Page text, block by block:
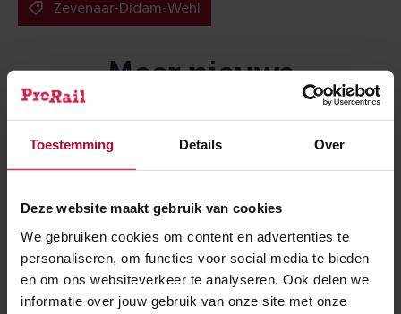
Toestemming Details Over
Deze website maakt gebruik van cookies
We gebruiken cookies om content en advertenties te
personaliseren, om functies voor social media te bieden
en om ons websiteverkeer te analyseren. Ook delen we
informatie over jouw gebruik van onze site met onze
Zevenaar-Didam-Wehl
Meer nieuws